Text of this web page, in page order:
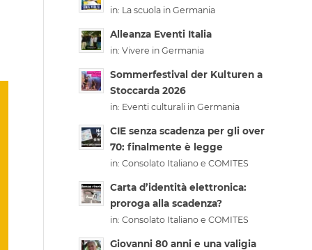
in: La scuola in Germania
Alleanza Eventi Italia
in:Vivere in Germania
Sommerfestival der Kulturen a
Stoccarda 2026
in: Eventi culturali in Germania
CIE senza scadenza per gli over
70: finalmente è legge
in:Consolato Italiano e COMITES
Carta d’identità elettronica:
proroga alla scadenza?
in:Consolato Italiano e COMITES
Giovanni 80 anni e una valigia